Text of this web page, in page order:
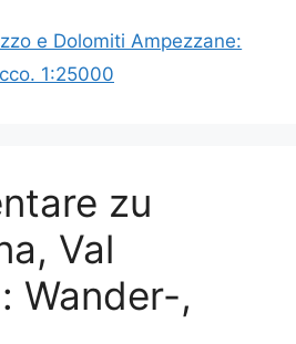
e Dolomiti Ampezzane:
1:25000
zu
Val
Wander-,